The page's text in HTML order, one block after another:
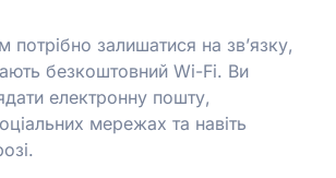
залишатися на зв’язку,
безкоштовний Wi-Fi. Ви
електронну пошту,
мережах та навіть